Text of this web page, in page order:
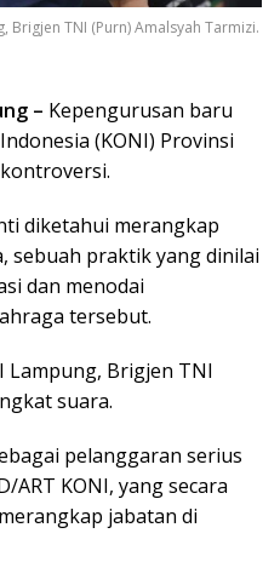
Brigjen TNI (Purn) Amalsyah Tarmizi.
– Kepengurusan baru
(KONI) Provinsi
diketahui merangkap
sebuah praktik yang dinilai
dan menodai
tersebut.
Lampung, Brigjen TNI
suara.
pelanggaran serius
ART KONI, yang secara
jabatan di